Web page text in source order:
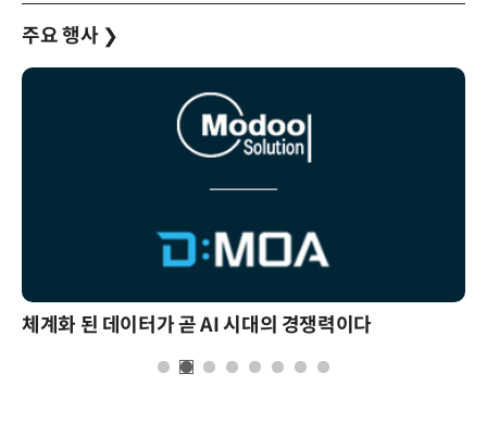
주요 행사 ❯
체계화 된 데이터가 곧 AI 시대의 경쟁력이다